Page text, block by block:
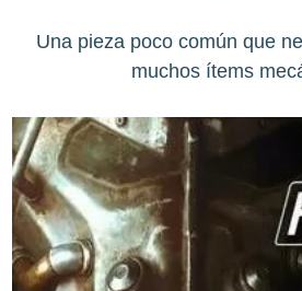
Una pieza poco común que
muchos ítems